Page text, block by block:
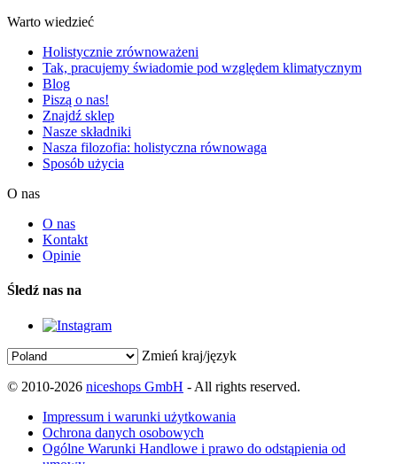
Warto wiedzieć
Holistycznie zrównoważeni
Tak, pracujemy świadomie pod względem klimatycznym
Blog
Piszą o nas!
Znajdź sklep
Nasze składniki
Nasza filozofia: holistyczna równowaga
Sposób użycia
O nas
O nas
Kontakt
Opinie
Śledź nas na
Zmień kraj/język
© 2010-2026 niceshops GmbH - All rights reserved.
Impressum i warunki użytkowania
Ochrona danych osobowych
Ogólne Warunki Handlowe i prawo do odstąpienia od